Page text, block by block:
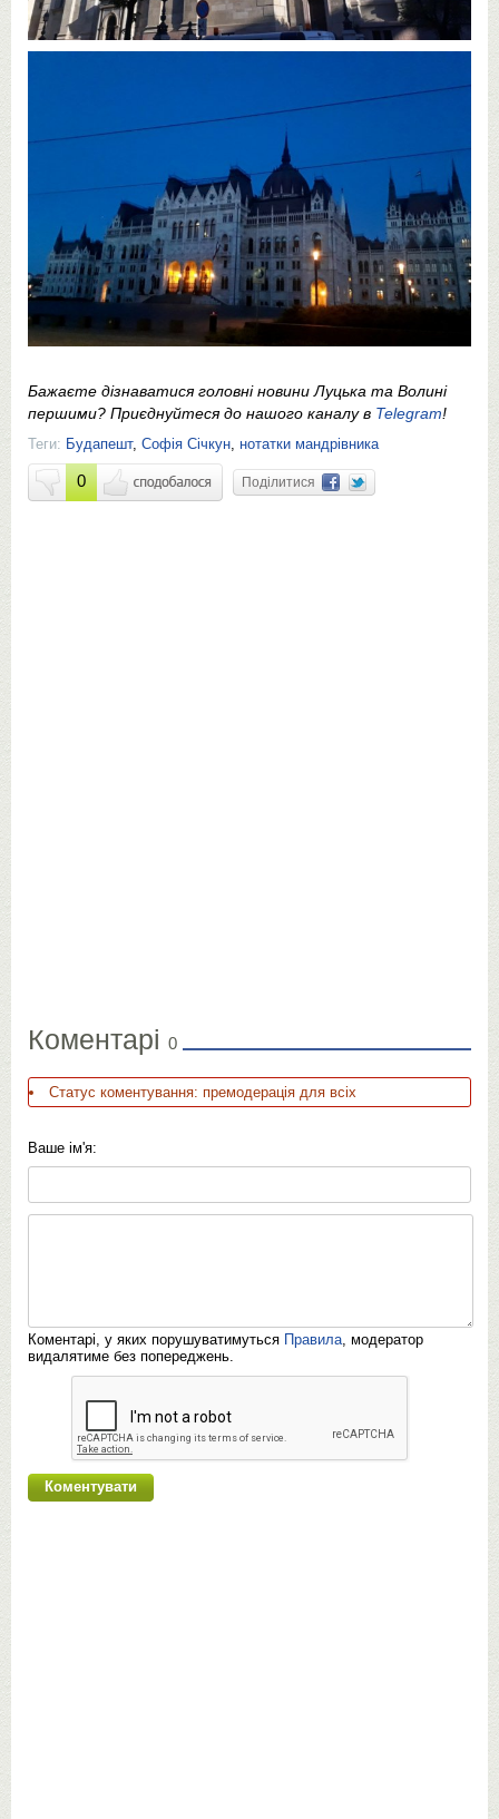
Бажаєте дізнаватися головні новини Луцька та Волині
першими? Приєднуйтеся до нашого каналу в Telegram!
Теги: Будапешт, Софія Січкун нотатки мандрівника
0 Поділитися
Коментарі 0
Статус коментування: премодерація для всіх
Ваше ім'я:
Коментарі, у яких порушуватимуться Правила , модератор
видалятиме без попереджень.